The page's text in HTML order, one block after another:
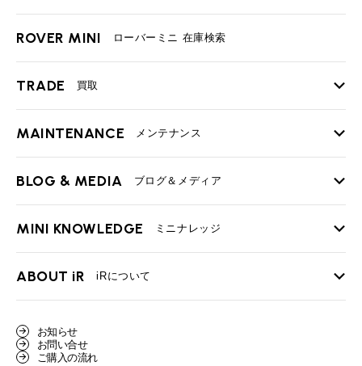
ROVER MINI ローバーミニ 在庫検索
TRADE 買取
TOP
必要書類
BMWミニ買取査定依頼
ローバーミニ買取査定依頼
MAINTENANCE メンテナンス
TOP
最近の修理実績
BLOG & MEDIA ブログ＆メディア
TOP
User's Voice 購入者様の声
Part's Report
MINI KNOWLEDGE ミニナレッジ
TOP
ローバーミニナレッジ
ABOUT iR iRについて
スタッフ紹介
お知らせ
お問い合せ
ご購入の流れ